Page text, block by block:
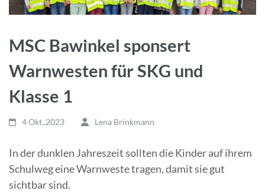
MSC Bawinkel sponsert
Warnwesten für SKG und
Klasse 1
4 Okt.,2023 Lena Brinkmann
In der dunklen Jahreszeit sollten die Kinder auf ihrem
Schulweg eine Warnweste tragen, damit sie gut
sichtbar sind.